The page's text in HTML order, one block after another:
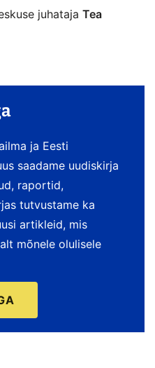
juhataja Tea
ja Eesti
saadame uudiskirja
raportid,
tutvustame ka
artikleid, mis
mõnele olulisele